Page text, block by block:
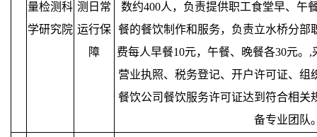
量检测科
学研究院
测日常
运行保
障
数约400人，负责提供职工食堂早、午
餐的餐饮制作和服务，负责立水桥分部
费每人早餐10元，午餐、晚餐各30元。
营业执照、税务登记、开户许可证、组
餐饮公司餐饮服务许可证达到符合相关
备专业团队